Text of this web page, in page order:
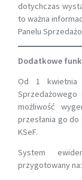
dotychczas
to ważna
Panelu
Dodatkowe
Od 1 kwietnia
możliwość
przesłania go
KSeF.
System
przygotowany na: